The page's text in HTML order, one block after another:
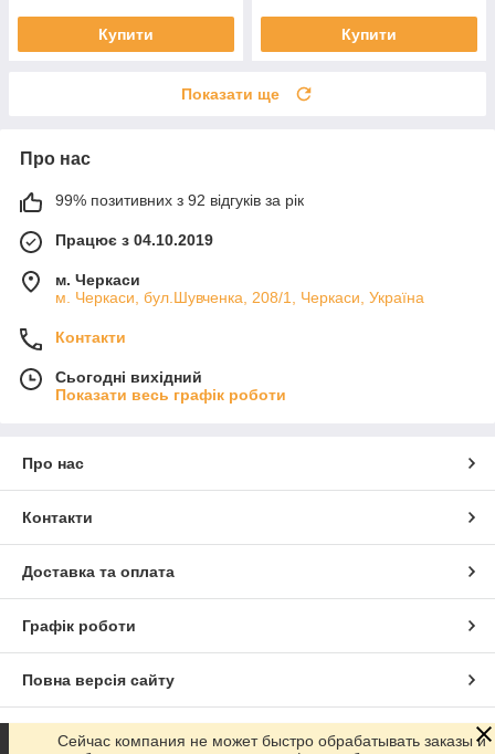
Купити Купити
Показати ще
Про нас
99% позитивних з 92 відгуків за рік
Працює з 04.10.2019
м. Черкаси
м. Черкаси, бул.Шувченка, 208/1, Черкаси, Україна
Контакти
Сьогодні вихідний
Показати весь графік роботи
Про нас
Контакти
Доставка та оплата
Графік роботи
Повна версія сайту
Сайт створено на маркетплейсі Prom.ua
Сейчас компания не может быстро обрабатывать заказы и